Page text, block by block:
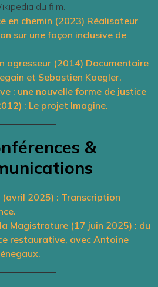
du film.
en chemin (2023) Réalisateur
sur une façon inclusive de
agresseur (2014) Documentaire
et Sebastien Koegler.
: une nouvelle forme de justice
: Le projet Imagine.
&
(avril 2025) : Transcription
Magistrature (17 juin 2025) : du
restaurative, avec Antoine